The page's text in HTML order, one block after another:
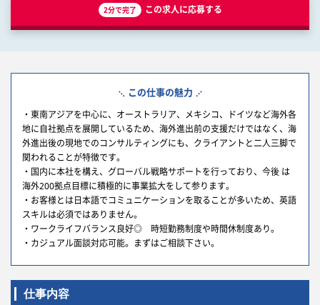
2分で完了 この求人に応募する
この仕事の魅力
・東南アジアを中心に、オーストラリア、メキシコ、ドイツなど海外各
地に自社拠点を展開しているため、海外進出前の支援だけではなく、海
外進出後の現地でのコンサルティングにも、クライアントと二人三脚で
関われることが特徴です。
・国内に本社を構え、グローバル戦略サポートを行っており、今後 は
海外200拠点目標に積極的に事業拡大をして参ります。
・お客様とは日本語でコミュニケーションを取ることが多いため、英語
スキルは必須ではありません。
・ワークライフバランス良好◎ 時短勤務制度や時間休制度あり。
・カジュアル面談対応可能。まずはご相談下さい。
仕事内容